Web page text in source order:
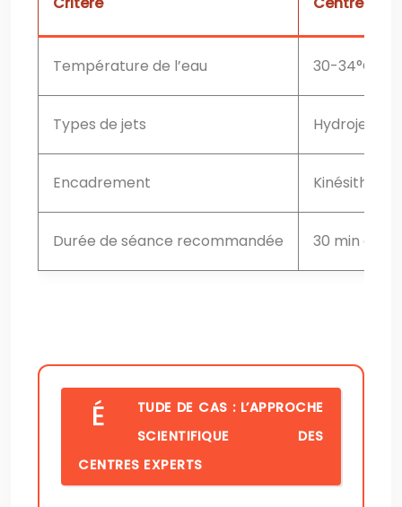
Température de l’eau 30-34°C
Types de jets Hydrojets
Encadrement
Durée de séance recommandée 30 min à 1h
ÉTUDE DE CAS : L’APPROCHE
SCIENTIFIQUE DES
CENTRES EXPERTS